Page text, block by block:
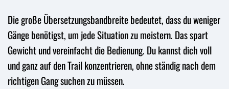
Die große Übersetzungsbandbreite bedeutet, dass du weniger
Gänge benötigst, um jede Situation zu meistern. Das spart
Gewicht und vereinfacht die Bedienung. Du kannst dich voll
und ganz auf den Trail konzentrieren, ohne ständig nach dem
richtigen Gang suchen zu müssen.